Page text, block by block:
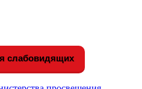
слабовидящих